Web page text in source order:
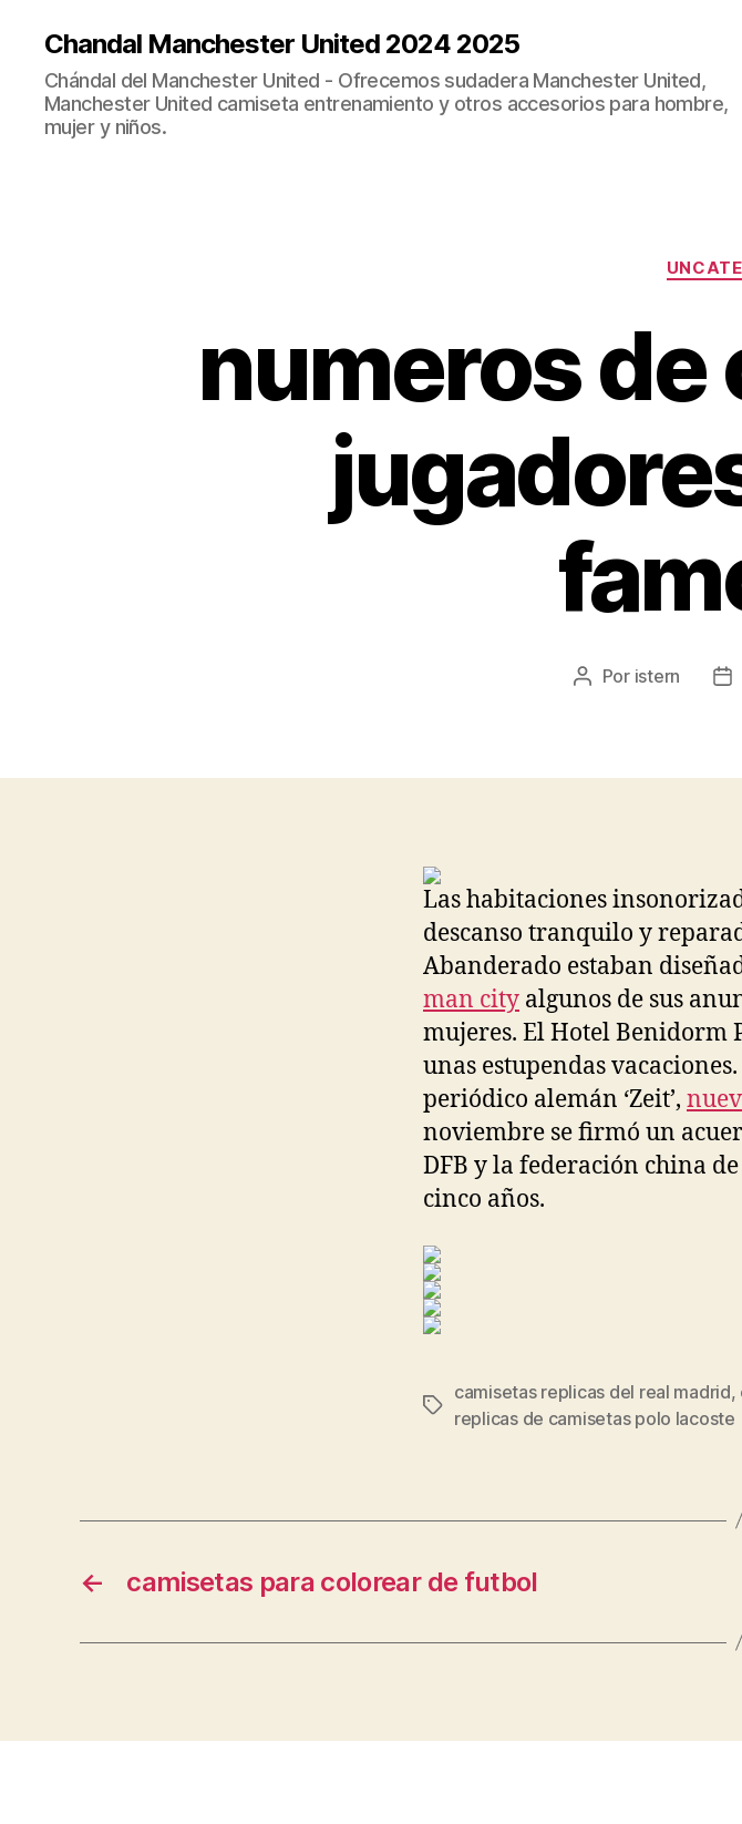
Chandal Manchester United 2024 2025
Chándal del Manchester United - Ofrecemos sudadera Manchester United,
Manchester United camiseta entrenamiento y otros accesorios para hombre,
mujer y niños.
numeros de
Autor
Por istern
Las habitaciones
descanso tranquilo y
Abanderado estaban
man city algunos de sus
mujeres. El Hotel Benidorm
unas estupendas
periódico alemán ‘Zeit’,
noviembre se firmó un
DFB y la federación china
cinco años.
Etiquetas
camisetas replicas del real madrid,
replicas de camisetas polo lacoste
← camisetas para colorear de futbol